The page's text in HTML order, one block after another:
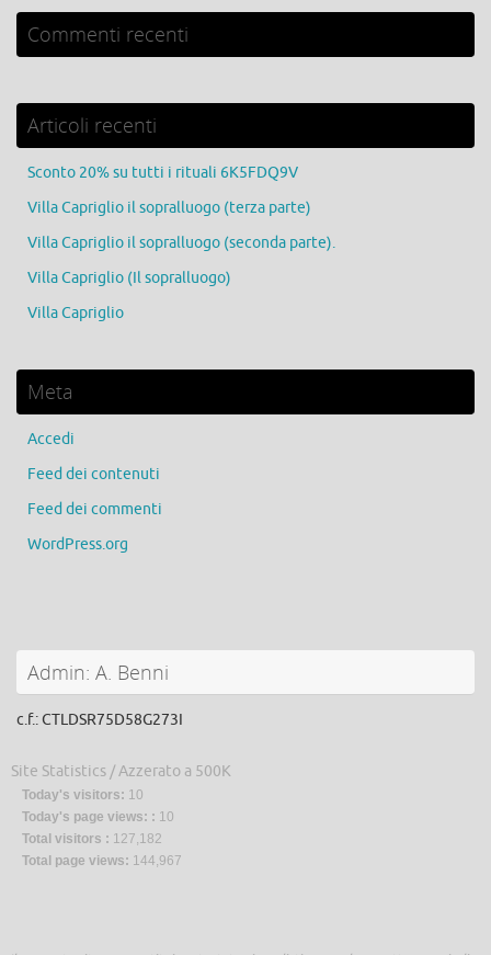
Commenti recenti
Articoli recenti
Sconto 20% su tutti i rituali 6K5FDQ9V
Villa Capriglio il sopralluogo (terza parte)
Villa Capriglio il sopralluogo (seconda parte).
Villa Capriglio (Il sopralluogo)
Villa Capriglio
Meta
Accedi
Feed dei contenuti
Feed dei commenti
WordPress.org
Admin: A. Benni
c.f.: CTLDSR75D58G273I
Site Statistics / Azzerato a 500K
Today's visitors: 10
Today's page views: : 10
Total visitors : 127,182
Total page views: 144,967